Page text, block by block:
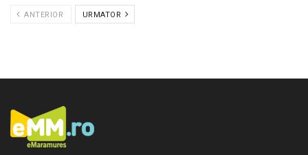
ANTERIOR URMATOR